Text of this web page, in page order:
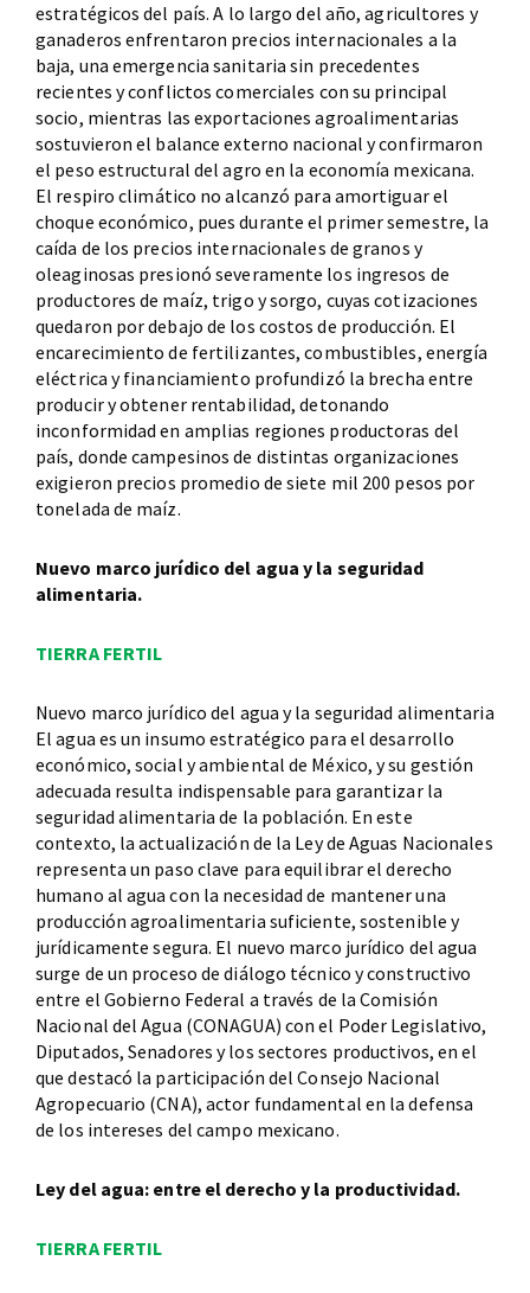
estratégicos del país. A lo largo del año, agricultores y
ganaderos enfrentaron precios internacionales a la
baja, una emergencia sanitaria sin precedentes
recientes y conflictos comerciales con su principal
socio, mientras las exportaciones agroalimentarias
sostuvieron el balance externo nacional y confirmaron
el peso estructural del agro en la economía mexicana.
El respiro climático no alcanzó para amortiguar el
choque económico, pues durante el primer semestre, la
caída de los precios internacionales de granos y
oleaginosas presionó severamente los ingresos de
productores de maíz, trigo y sorgo, cuyas cotizaciones
quedaron por debajo de los costos de producción. El
encarecimiento de fertilizantes, combustibles, energía
eléctrica y financiamiento profundizó la brecha entre
producir y obtener rentabilidad, detonando
inconformidad en amplias regiones productoras del
país, donde campesinos de distintas organizaciones
exigieron precios promedio de siete mil 200 pesos por
tonelada de maíz.
Nuevo marco jurídico del agua y la seguridad
alimentaria.
TIERRA FERTIL
Nuevo marco jurídico del agua y la seguridad alimentaria
El agua es un insumo estratégico para el desarrollo
económico, social y ambiental de México, y su gestión
adecuada resulta indispensable para garantizar la
seguridad alimentaria de la población. En este
contexto, la actualización de la Ley de Aguas Nacionales
representa un paso clave para equilibrar el derecho
humano al agua con la necesidad de mantener una
producción agroalimentaria suficiente, sostenible y
jurídicamente segura. El nuevo marco jurídico del agua
surge de un proceso de diálogo técnico y constructivo
entre el Gobierno Federal a través de la Comisión
Nacional del Agua (CONAGUA) con el Poder Legislativo,
Diputados, Senadores y los sectores productivos, en el
que destacó la participación del Consejo Nacional
Agropecuario (CNA), actor fundamental en la defensa
de los intereses del campo mexicano.
Ley del agua: entre el derecho y la productividad.
TIERRA FERTIL